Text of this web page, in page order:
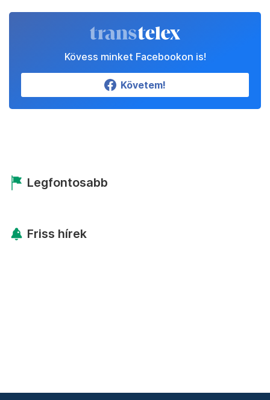
Kövess minket Facebookon is!
Követem!
Legfontosabb
Friss hírek